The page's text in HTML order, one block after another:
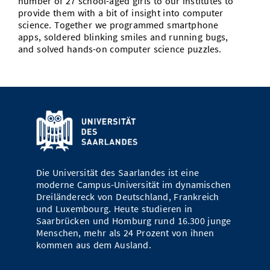
Vom Studium in den Beruf
Study Scheduler
Bibliothek
Open Science/Open Access
Start-ups
IT-Themenabend
Ranking
Zahlen & Fakten
Preise, Auszeichnungen und Förderungen
Kontakt
Anfahrt
AnsprechpartnerInnen, Personen, Forschungsgruppen
provide them with a bit of insight into computer
science. Together we programmed smartphone
apps, soldered blinking smiles and running bugs,
and solved hands-on computer science puzzles.
Die Universität des Saarlandes ist eine
moderne Campus-Universität im dynamischen
Dreiländereck von Deutschland, Frankreich
und Luxembourg. Heute studieren in
Saarbrücken und Homburg rund 16.300 junge
Menschen, mehr als 24 Prozent von ihnen
kommen aus dem Ausland.